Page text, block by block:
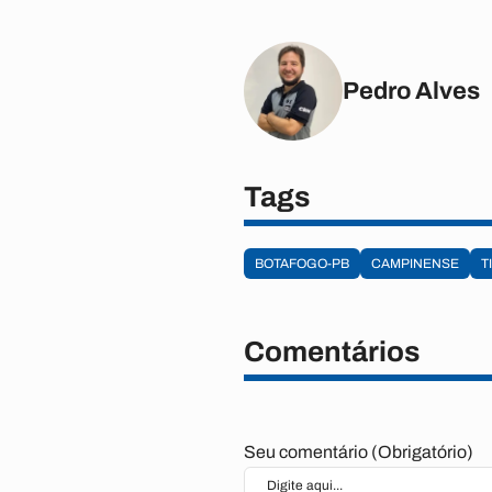
Pedro Alves
Tags
BOTAFOGO-PB CAMPINENSE
Comentários
Seu comentário (Obrigatório)